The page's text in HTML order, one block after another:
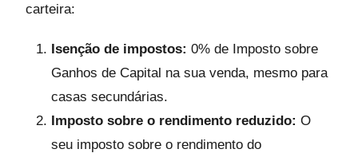
carteira:
Isenção de impostos: 0% de Imposto sobre
Ganhos de Capital na sua venda, mesmo para
casas secundárias.
Imposto sobre o rendimento reduzido: O
seu imposto sobre o rendimento do